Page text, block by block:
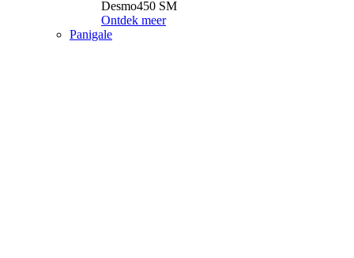
Desmo450 SM
Ontdek meer
Panigale